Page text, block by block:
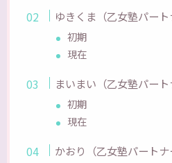
ゆきくま（乙女塾パート
初期
現在
まいまい（乙女塾パート
初期
現在
かおり（乙女塾パートナ